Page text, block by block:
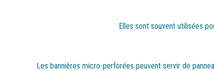
Elles sont souvent utilisées
Les bannières micro-perforées peuvent servir de